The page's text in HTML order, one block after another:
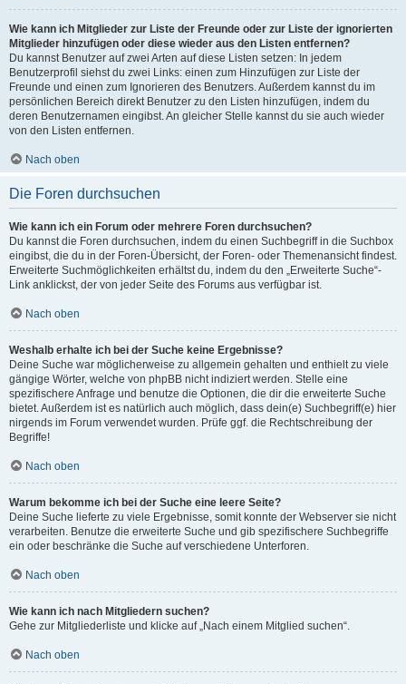
Wie kann ich Mitglieder zur Liste der Freunde oder zur Liste der ignorierten
Mitglieder hinzufügen oder diese wieder aus den Listen entfernen?
Du kannst Benutzer auf zwei Arten auf diese Listen setzen: In jedem
Benutzerprofil siehst du zwei Links: einen zum Hinzufügen zur Liste der
Freunde und einen zum Ignorieren des Benutzers. Außerdem kannst du im
persönlichen Bereich direkt Benutzer zu den Listen hinzufügen, indem du
deren Benutzernamen eingibst. An gleicher Stelle kannst du sie auch wieder
von den Listen entfernen.
Nach oben
Die Foren durchsuchen
Wie kann ich ein Forum oder mehrere Foren durchsuchen?
Du kannst die Foren durchsuchen, indem du einen Suchbegriff in die Suchbox
eingibst, die du in der Foren-Übersicht, der Foren- oder Themenansicht findest.
Erweiterte Suchmöglichkeiten erhältst du, indem du den „Erweiterte Suche“-
Link anklickst, der von jeder Seite des Forums aus verfügbar ist.
Nach oben
Weshalb erhalte ich bei der Suche keine Ergebnisse?
Deine Suche war möglicherweise zu allgemein gehalten und enthielt zu viele
gängige Wörter, welche von phpBB nicht indiziert werden. Stelle eine
spezifischere Anfrage und benutze die Optionen, die dir die erweiterte Suche
bietet. Außerdem ist es natürlich auch möglich, dass dein(e) Suchbegriff(e) hier
nirgends im Forum verwendet wurden. Prüfe ggf. die Rechtschreibung der
Begriffe!
Nach oben
Warum bekomme ich bei der Suche eine leere Seite?
Deine Suche lieferte zu viele Ergebnisse, somit konnte der Webserver sie nicht
verarbeiten. Benutze die erweiterte Suche und gib spezifischere Suchbegriffe
ein oder beschränke die Suche auf verschiedene Unterforen.
Nach oben
Wie kann ich nach Mitgliedern suchen?
Gehe zur Mitgliederliste und klicke auf „Nach einem Mitglied suchen“.
Nach oben